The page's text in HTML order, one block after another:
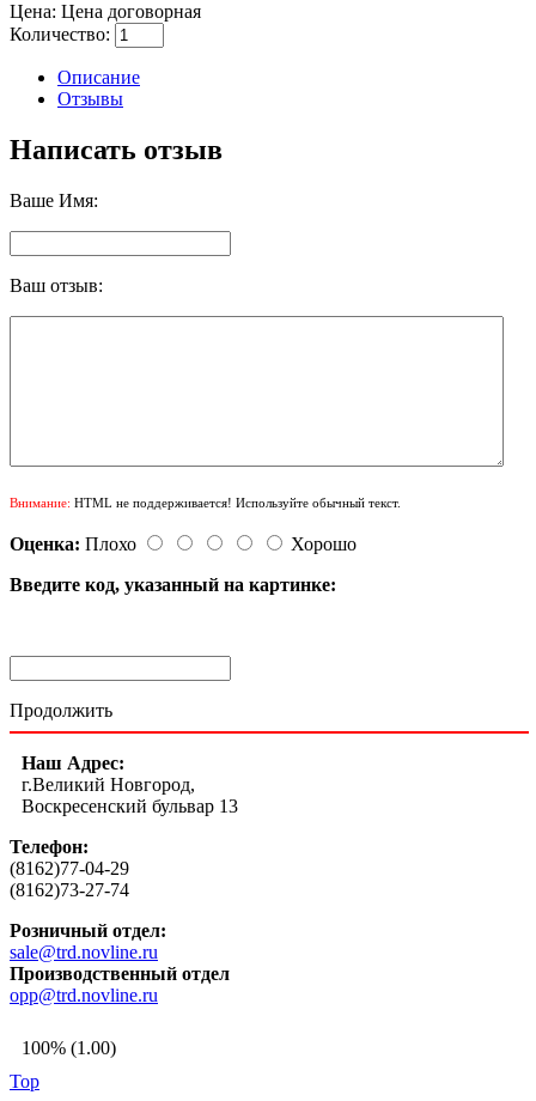
Цена: Цена договорная
Количество:
Описание
Отзывы
Написать отзыв
Ваше Имя:
Ваш отзыв:
Внимание: HTML не поддерживается! Используйте обычный текст.
Оценка: Плохо
Хорошо
Введите код, указанный на картинке:
Продолжить
Наш Адрес:
г.Великий Новгород,
Воскресенский бульвар 13
Телефон:
(8162)77-04-29
(8162)73-27-74
Розничный отдел:
sale@trd.novline.ru
Производственный отдел
opp@trd.novline.ru
100% (1.00)
Top